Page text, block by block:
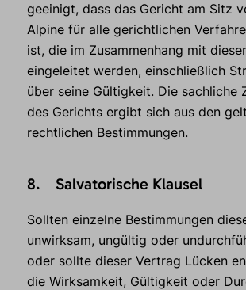
geeinigt, dass das Gericht am Sitz
Alpine für alle gerichtlichen
ist, die im Zusammenhang mit
eingeleitet werden, einschließlich
über seine Gültigkeit. Die sachliche
des Gerichts ergibt sich aus den
rechtlichen Bestimmungen.
8. Salvatorische Klausel
Sollten einzelne Bestimmungen
unwirksam, ungültig oder
oder sollte dieser Vertrag Lücken
die Wirksamkeit, Gültigkeit oder